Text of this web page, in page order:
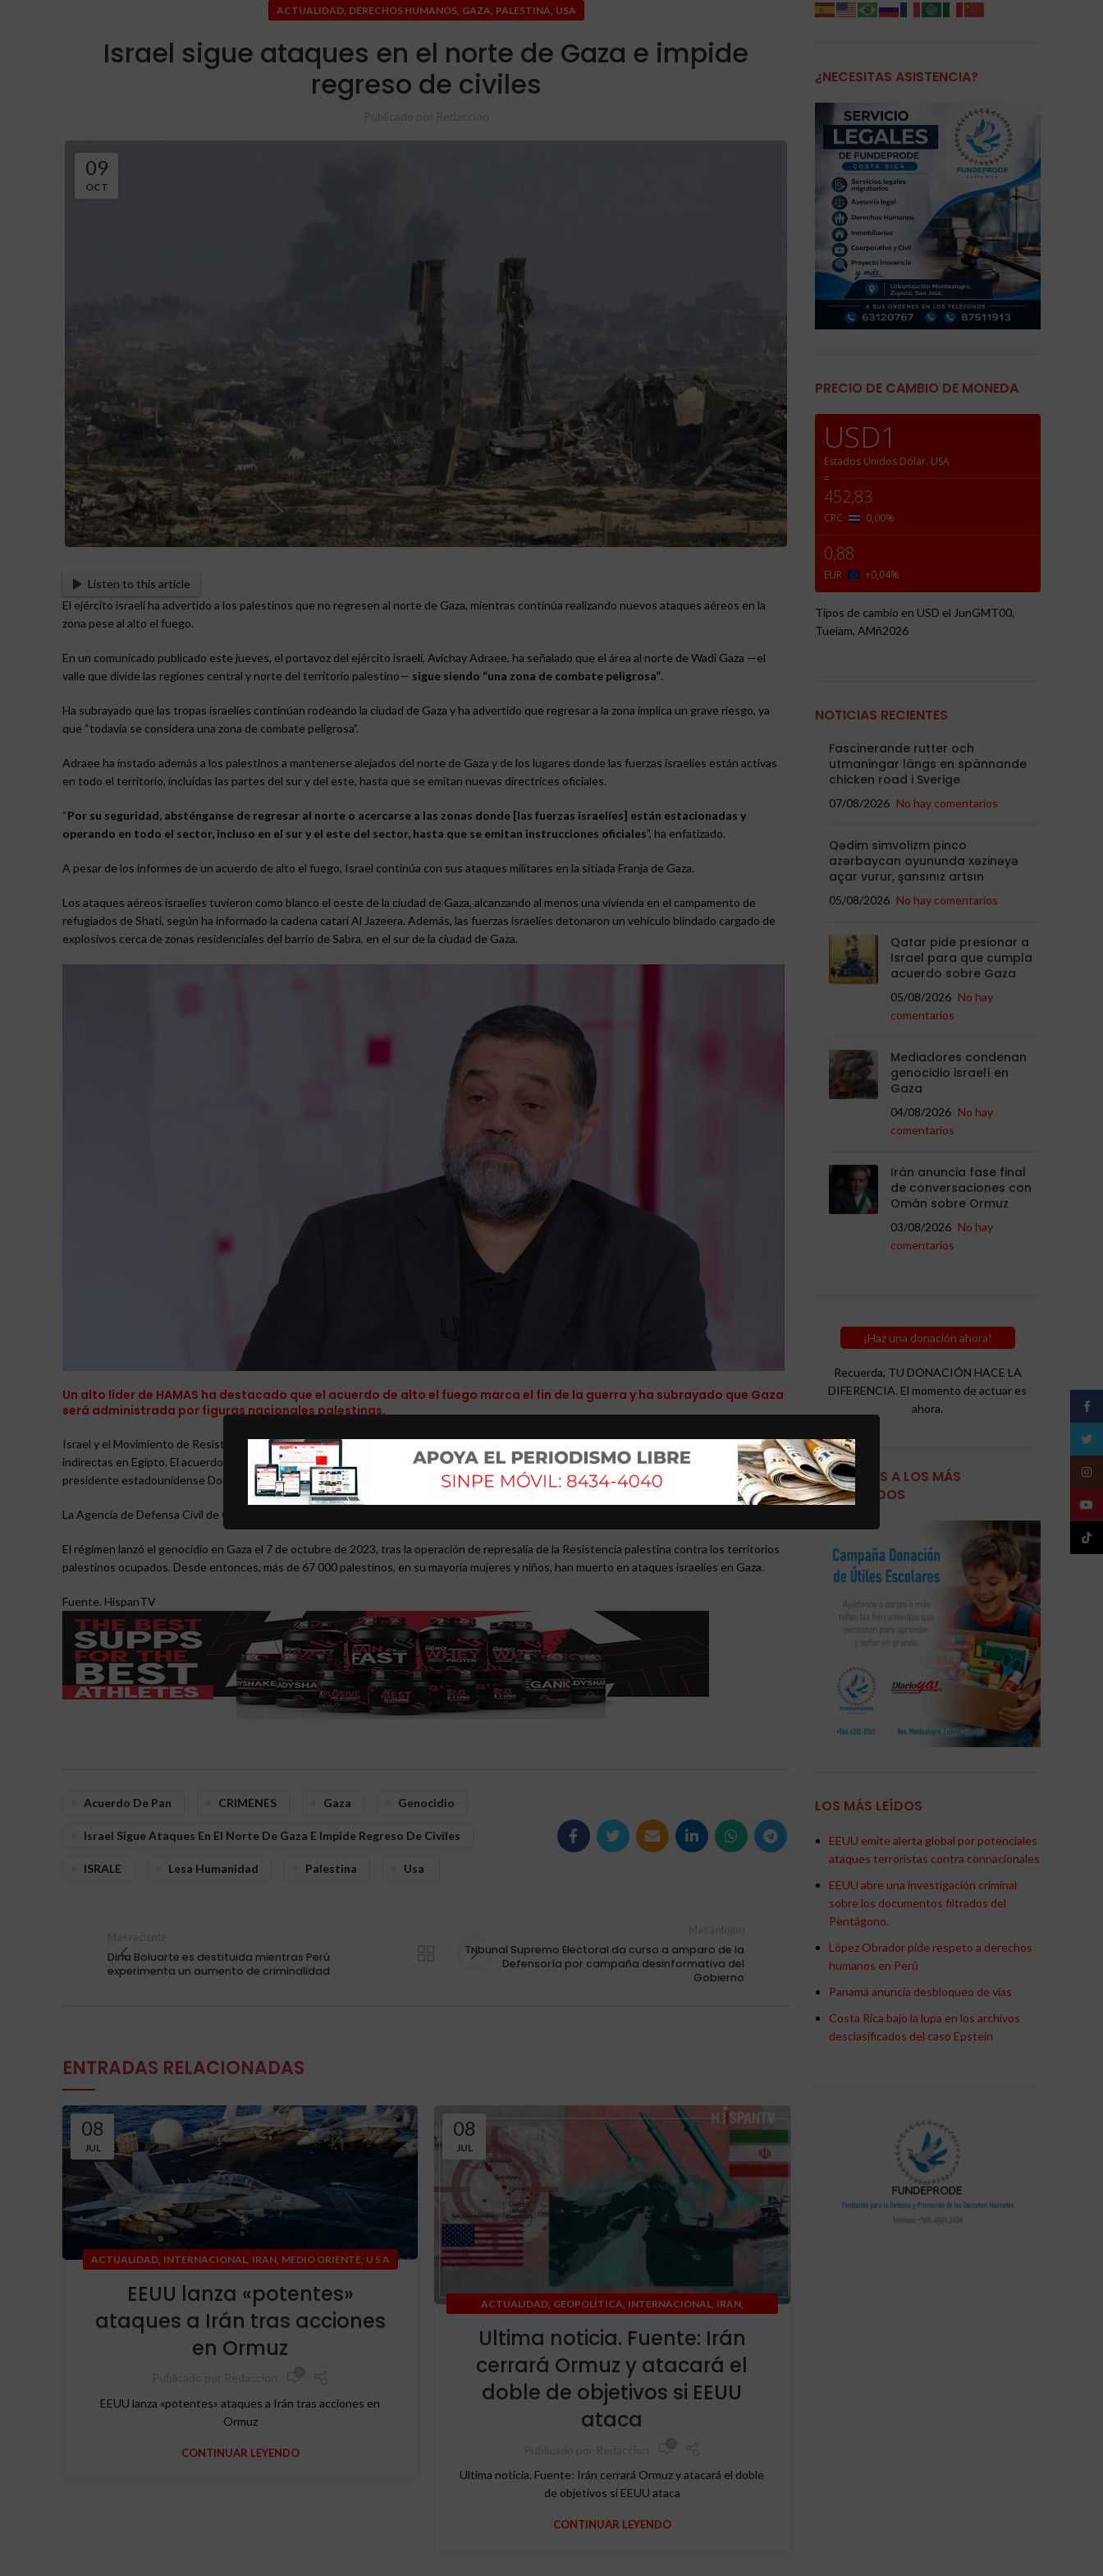
ACTUALIDAD, DERECHOS HUMANOS, GAZA, PALESTINA, USA
Israel sigue ataques en el norte de Gaza e impide
regreso de civiles
09
OCT
Listen to this article
El ejército israelí ha advertido a los palestinos que no regresen al norte de Gaza, mientras continúa realizando nuevos ataques aéreos en la
zona pese al alto el fuego.
En un comunicado publicado este jueves, el portavoz del ejército israelí, Avichay Adraee, ha señalado que el área al norte de Wadi Gaza —el
valle que divide las regiones central y norte del territorio palestino— sigue siendo “una zona de combate peligrosa”.
Ha subrayado que las tropas israelíes continúan rodeando la ciudad de Gaza y ha advertido que regresar a la zona implica un grave riesgo, ya
que “todavía se considera una zona de combate peligrosa”.
Adraee ha instado además a los palestinos a mantenerse alejados del norte de Gaza y de los lugares donde las fuerzas israelíes están activas
en todo el territorio, incluidas las partes del sur y del este, hasta que se emitan nuevas directrices oficiales.
“Por su seguridad, absténganse de regresar al norte o acercarse a las zonas donde [las fuerzas israelíes] están estacionadas y
operando en todo el sector, incluso en el sur y el este del sector, hasta que se emitan instrucciones oficiales”, ha enfatizado.
A pesar de los informes de un acuerdo de alto el fuego, Israel continúa con sus ataques militares en la sitiada Franja de Gaza.
Los ataques aéreos israelíes tuvieron como blanco el oeste de la ciudad de Gaza, alcanzando al menos una vivienda en el campamento de
refugiados de Shati, según ha informado la cadena catarí Al Jazeera. Además, las fuerzas israelíes detonaron un vehículo blindado cargado de
explosivos cerca de zonas residenciales del barrio de Sabra, en el sur de la ciudad de Gaza.
Un alto líder de HAMAS ha destacado que el acuerdo de alto el fuego marca el fin de la guerra y ha subrayado que Gaza
será administrada por figuras nacionales palestinas.
Israel y el Movimiento de Resistencia Islámica de Palestina (HAMAS) alcanzaron el miércoles por la noche un acuerdo mediante negociaciones
indirectas en Egipto. El acuerdo busca poner fin a dos años de genocidio en la Franja de Gaza, basándose en una propuesta presentada por el
presidente estadounidense Donald Trump.
La Agencia de Defensa Civil de Gaza también ha informado de varios ataques en el territorio después del anuncio del acuerdo de paz.
El régimen lanzó el genocidio en Gaza el 7 de octubre de 2023, tras la operación de represalia de la Resistencia palestina contra los territorios
palestinos ocupados. Desde entonces, más de 67 000 palestinos, en su mayoría mujeres y niños, han muerto en ataques israelíes en Gaza.
Fuente. HispanTV
Acuerdo De Pan CRIMENES Gaza Genocidio
Israel Sigue Ataques En El Norte De Gaza E Impide Regreso De Civiles
ISRALE Lesa Humanidad Palestina Usa
Mas reciente
Dina Boluarte es destituida mientras Perú
experimenta un aumento de criminalidad
Tribunal Supremo Electoral da curso a amparo de la
Defensoría por campaña desinformativa del
Gobierno
ENTRADAS RELACIONADAS
08
JUL
ACTUALIDAD, INTERNACIONAL, IRAN, MEDIO ORIENTE, U S A
EEUU lanza «potentes»
ataques a Irán tras acciones
en Ormuz
EEUU lanza «potentes» ataques a Irán tras acciones en
Ormuz
CONTINUAR LEYENDO
08
JUL
ACTUALIDAD, GEOPOLÍTICA, INTERNACIONAL, IRAN,
Ultima noticia. Fuente: Irán
cerrará Ormuz y atacará el
doble de objetivos si EEUU
ataca
Ultima noticia. Fuente: Irán cerrará Ormuz y atacará el doble
de objetivos si EEUU ataca
CONTINUAR LEYENDO
¿NECESITAS ASISTENCIA?
PRECIO DE CAMBIO DE MONEDA
USD1
Estados Unidos Dólar. USA
=
452,83
CRC 0,00%
0,88
EUR +0,04%
Tipos de cambio en USD el JunGMT00,
Tueíam, AMñ2026
NOTICIAS RECIENTES
Fascinerande rutter och
utmaningar längs en spännande
chicken road i Sverige
07/08/2026 No hay comentarios
Qədim simvolizm pinco
azərbaycan oyununda xəzinəyə
açar vurur, şansınız artsın
05/08/2026 No hay comentarios
Qatar pide presionar a
Israel para que cumpla
acuerdo sobre Gaza
05/08/2026 No hay
comentarios
Mediadores condenan
genocidio israelí en
Gaza
04/08/2026 No hay
comentarios
Irán anuncia fase final
de conversaciones con
Omán sobre Ormuz
03/08/2026 No hay
comentarios
¡Haz una donación ahora!
Recuerda, TU DONACIÓN HACE LA
DIFERENCIA. El momento de actuar es
ahora.
AYUDEMOS A LOS MÁS
NECESITADOS
LOS MÁS LEÍDOS
EEUU emite alerta global por potenciales
ataques terroristas contra connacionales
EEUU abre una investigación criminal
sobre los documentos filtrados del
Pentágono.
López Obrador pide respeto a derechos
humanos en Perú
Panamá anuncia desbloqueo de vías
Costa Rica bajo la lupa en los archivos
desclasificados del caso Epstein